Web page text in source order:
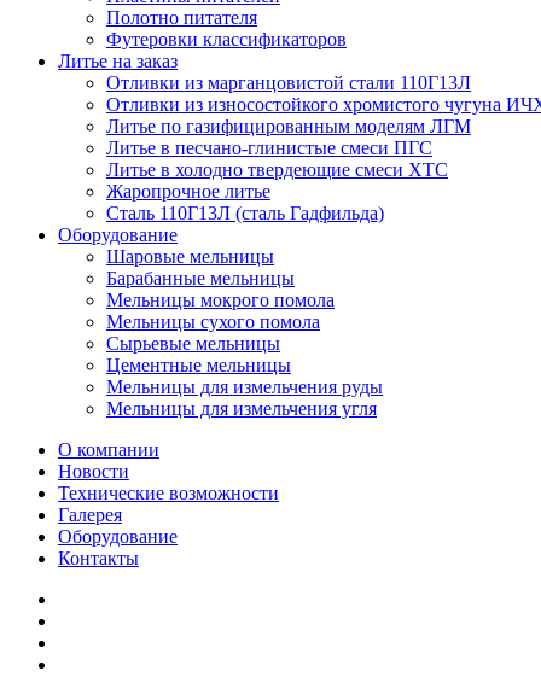
Полотно питателя
Футеровки классификаторов
Литье на заказ
Отливки из марганцовистой стали 110Г13Л
Отливки из износостойкого хромистого чугуна
Литье по газифицированным моделям ЛГМ
Литье в песчано-глинистые смеси ПГС
Литье в холодно твердеющие смеси ХТС
Жаропрочное литье
Сталь 110Г13Л (сталь Гадфильда)
Оборудование
Шаровые мельницы
Барабанные мельницы
Мельницы мокрого помола
Мельницы сухого помола
Сырьевые мельницы
Цементные мельницы
Мельницы для измельчения руды
Мельницы для измельчения угля
О компании
Новости
Технические возможности
Галерея
Оборудование
Контакты